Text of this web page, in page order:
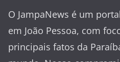
O JampaNews é um
em João Pessoa, com
principais fatos da